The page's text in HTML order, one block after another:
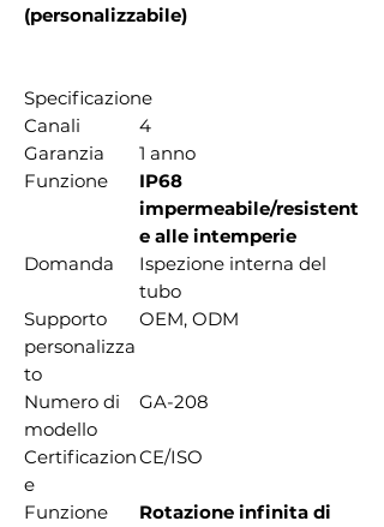
(personalizzabile)
Specificazione
Canali
4
Garanzia
1 anno
Funzione
IP68
impermeabile/resistent
e alle intemperie
Domanda
Ispezione interna del
tubo
Supporto
personalizza
to
OEM, ODM
Numero di
modello
GA-208
Certificazion
e
CE/ISO
Funzione
Rotazione infinita di